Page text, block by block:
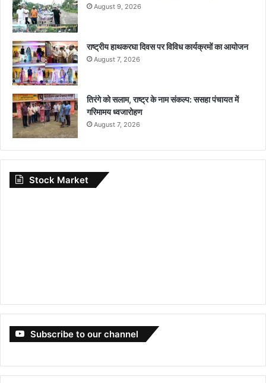
August 9, 2026
राष्ट्रीय हाथकरघा दिवस पर विविध कार्यक्रमों का आयोजन
August 7, 2026
तिरंगे को सलाम, राष्ट्र के नाम संकल्प: ससहा पंचायत में
गरिमामय ध्वजारोहण
August 7, 2026
Stock Market
Subscribe to our channel